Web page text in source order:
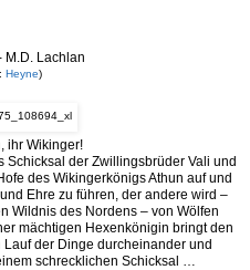
M.D. Lachlan
Heyne)
ihr Wikinger!
Schicksal der Zwillingsbrüder Vali und
des Wikingerkönigs Athun auf und
Ehre zu führen, der andere wird –
Wildnis des Nordens – von Wölfen
mächtigen Hexenkönigin bringt den
der Dinge durcheinander und
schrecklichen Schicksal …